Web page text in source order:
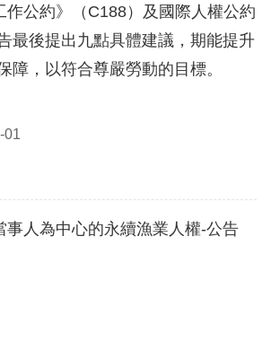
作公約》（C188）及國際人權公約
最後提出九點具體建議，期能提升
障，以符合尊嚴勞動的目標。
01
事人為中心的永續漁業人權-公告